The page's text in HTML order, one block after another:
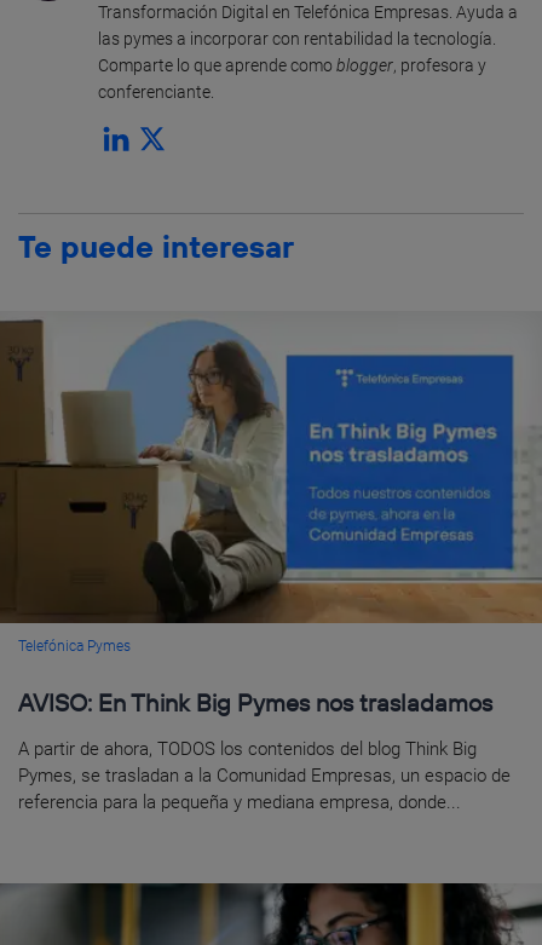
Transformación Digital en Telefónica Empresas. Ayuda a
las pymes a incorporar con rentabilidad la tecnología.
Comparte lo que aprende como blogger, profesora y
conferenciante.
Te puede interesar
Telefónica Pymes
AVISO: En Think Big Pymes nos trasladamos
A partir de ahora, TODOS los contenidos del blog Think Big
Pymes, se trasladan a la Comunidad Empresas, un espacio de
referencia para la pequeña y mediana empresa, donde...